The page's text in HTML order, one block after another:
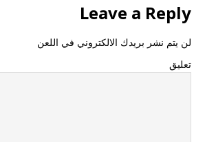
Leave a Reply
لن يتم نشر بريدك الالكتروني في اللعن
تعليق